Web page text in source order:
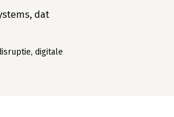
dat
digitale